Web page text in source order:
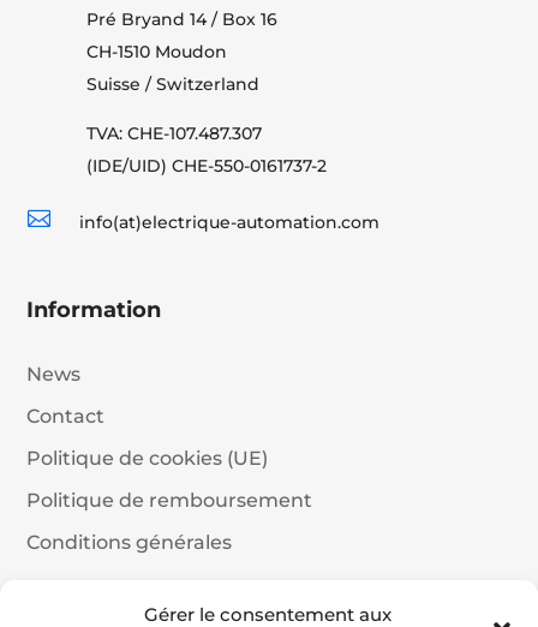
Gérer le consentement aux
Pré Bryand 14 / Box 16
CH-1510 Moudon
Suisse / Switzerland
TVA: CHE-107.487.307
(IDE/UID) CHE-550-0161737-2
 info(at)electrique-automation.com
Information
News
Contact
Politique de cookies (UE)
Politique de remboursement
Conditions générales